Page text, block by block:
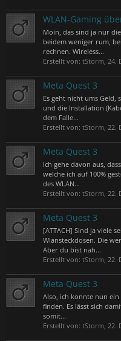
WLAN-Gaming
Moin, das sind ja nur
beidem weniger rum,
rechnen. Wireless...
Erstellt von: tStorm, 24.
Meta Quest 3
Es geht nicht ums Geld,
und die Installation
dem Falle...
Erstellt von: tStorm, 22.
Meta Quest 3
Ich gehe davon aus,
welche ich auf 100%
des WLAN...
Erstellt von: tStorm, 22.
Meta Quest 3
[ATTACH] Sind ja viele
Wlansteckdosen. Die
Aber du bist nah...
Erstellt von: tStorm, 22.
Meta Quest 3
Also, ich konnte nun
finden. Es lässt sich
somit...
Erstellt von: tStorm, 22.